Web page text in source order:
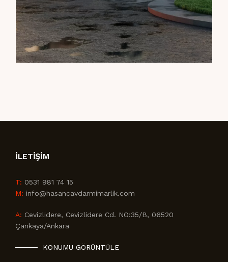
İLETIŞIM
T: 0531 981 74 15
M: info@hasancavdarmimarlik.com
A: Cevizlidere, Cevizlidere Cd. NO:35/B, 06520
Çankaya/Ankara
KONUMU GÖRÜNTÜLE